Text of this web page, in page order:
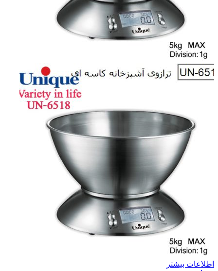
اطلاعات بیشتر